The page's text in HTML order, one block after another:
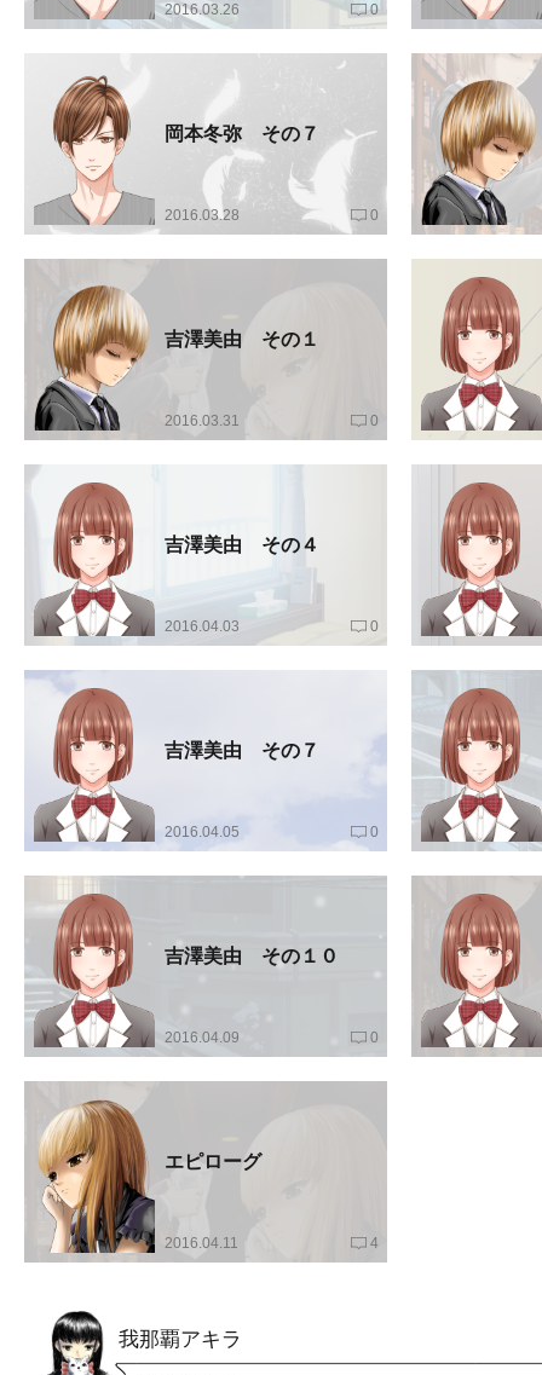
2016.03.26 0
岡本冬弥 その７
2016.03.28 0
吉澤美由 その１
2016.03.31 0
吉澤美由 その４
2016.04.03 0
吉澤美由 その７
2016.04.05 0
吉澤美由 その１０
2016.04.09 0
エピローグ
2016.04.11 4
我那覇アキラ